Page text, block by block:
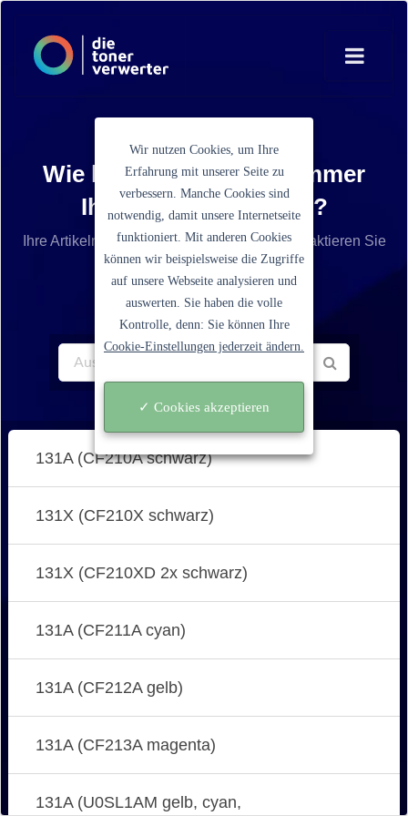
Wie lautet die Artikelnummer
Ihrer Tonerkartusche?
Ihre Artikelnummer ist nicht aufgelistet? Kontaktieren Sie
unseren Service.
131A (CF210A schwarz)
131X (CF210X schwarz)
131X (CF210XD 2x schwarz)
131A (CF211A cyan)
131A (CF212A gelb)
131A (CF213A magenta)
131A (U0SL1AM gelb, cyan,
Wir nutzen Cookies, um Ihre
Erfahrung mit unserer Seite zu
verbessern. Manche Cookies sind
notwendig, damit unsere Internetseite
funktioniert. Mit anderen Cookies
können wir beispielsweise die Zugriffe
auf unsere Webseite analysieren und
auswerten. Sie haben die volle
Kontrolle, denn: Sie können Ihre
Cookie-Einstellungen jederzeit ändern.
✓ Cookies akzeptieren